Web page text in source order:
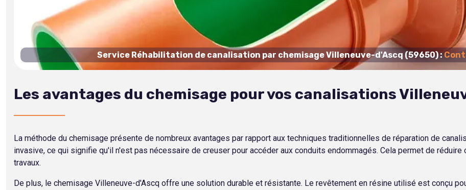
Service Réhabilitation de canalisation par chemisage Villeneuve-d'Ascq (59650) :
Les avantages du chemisage pour vos canalisations
La méthode du chemisage présente de nombreux avantages par rapport aux techniques traditionnelles de réparation de
invasive, ce qui signifie qu'il n'est pas nécessaire de creuser pour accéder aux conduits endommagés. Cela permet de
travaux.
De plus, le chemisage Villeneuve-d'Ascq offre une solution durable et résistante. Le revêtement en résine utilisé est conçu